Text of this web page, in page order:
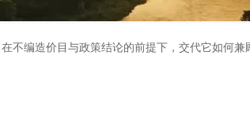
不编造价目与政策结论的前提下，交代它如何